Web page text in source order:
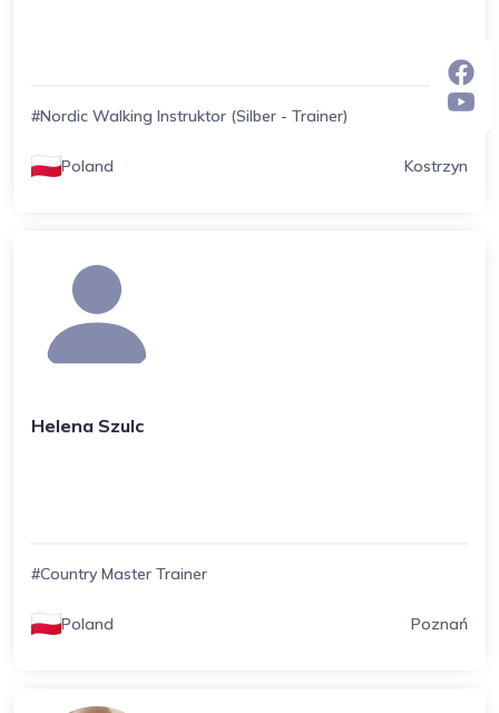
#Nordic Walking Instruktor (Silber - Trainer)
Poland Kostrzyn
Helena Szulc
#Country Master Trainer
Poland Poznań